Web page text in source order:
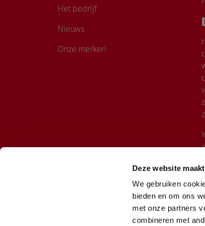
Deze website
We gebruiken
bieden en om ons
met onze partners
combineren met
Het bedrijf
Nieuws
Onze merken